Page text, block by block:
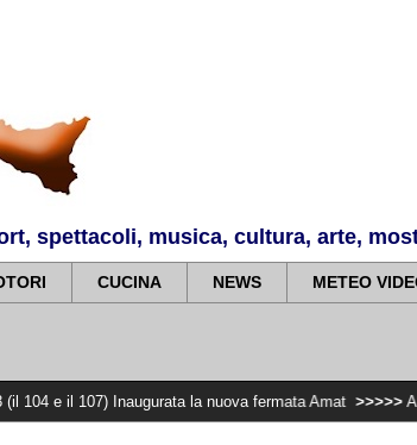
spettacoli, musica, cultura, arte,
CUCINA NEWS METEO
Inaugurata la nuova fermata Amat >>>>> AOOR Villa